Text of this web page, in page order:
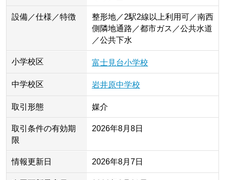
設備／仕様／特徴
整形地／2駅2線以上利用可／南西
側隣地通路／都市ガス／公共水道
／公共下水
小学校区 富士見台小学校
中学校区 岩井原中学校
取引形態 媒介
取引条件の有効期
限
2026年8月8日
情報更新日 2026年8月7日